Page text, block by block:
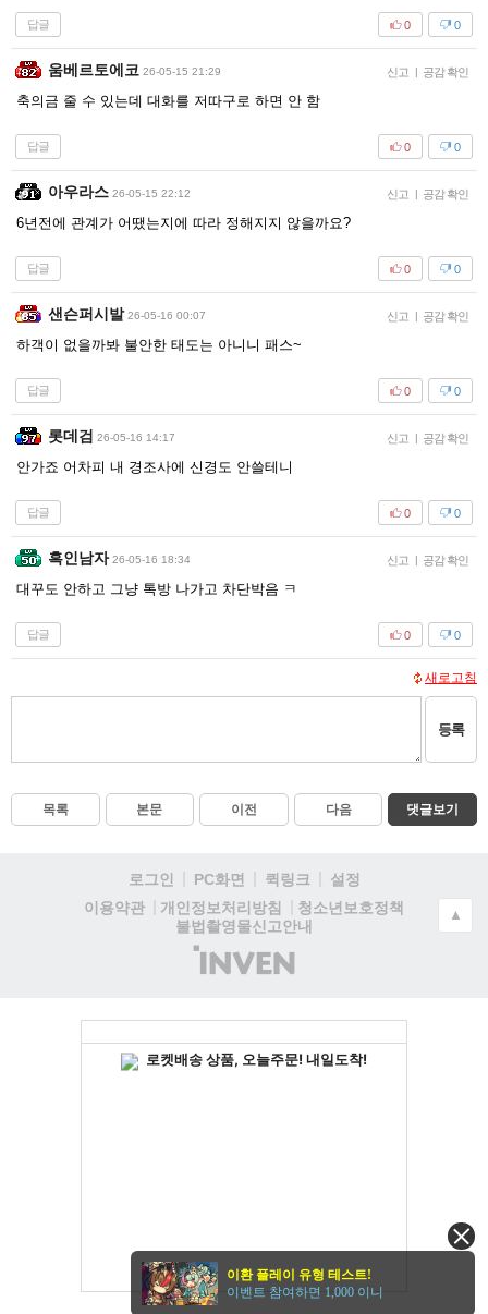
케읭틀린
어쩌라고 조랭이떡같은게
움베르토에코
축의금 줄 수 있는데 대화를 저따구로 하면 안 함
아우라스
6년전에 관계가 어땠는지에 따라 정해지지 않을까요?
샌슨퍼시발
하객이 없을까봐 불안한 태도는 아니니 패스~
롯데검
0
대꾸도 안하고 그냥 톡방 나가고 차단박음 ㅋ
본문 이전 다음
이환 플레이 유형 테스트!
이벤트 참여하면 1,000 이니